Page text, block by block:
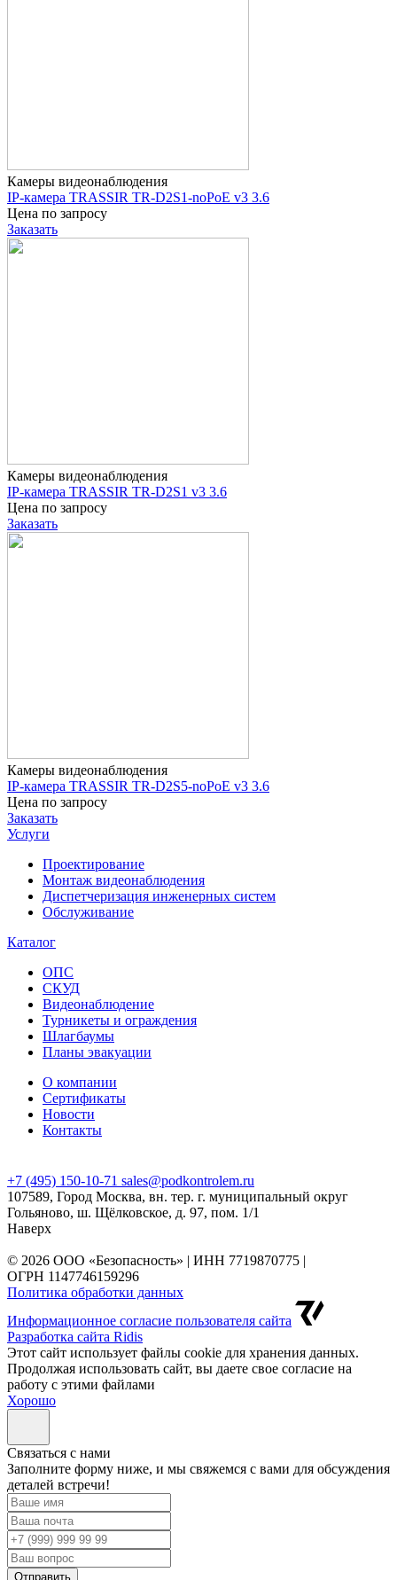
Камеры видеонаблюдения
IP-камера TRASSIR TR-D2S1-noPoE v3 3.6
Цена по запросу
Заказать
Камеры видеонаблюдения
IP-камера TRASSIR TR-D2S1 v3 3.6
Цена по запросу
Заказать
Камеры видеонаблюдения
IP-камера TRASSIR TR-D2S5-noPoE v3 3.6
Цена по запросу
Заказать
Услуги
Проектирование
Монтаж видеонаблюдения
Диспетчеризация инженерных систем
Обслуживание
Каталог
ОПС
СКУД
Видеонаблюдение
Турникеты и ограждения
Шлагбаумы
Планы эвакуации
О компании
Сертификаты
Новости
Контакты
+7 (495) 150-10-71 sales@podkontrolem.ru
107589, Город Москва, вн. тер. г. муниципальный округ
Гольяново, ш. Щёлковское, д. 97, пом. 1/1
Наверх
© 2026 ООО «Безопасность» | ИНН 7719870775 |
ОГРН 1147746159296
Политика обработки данных
Информационное согласие пользователя сайта
Разработка сайта Ridis
Этот сайт использует файлы cookie для хранения данных.
Продолжая использовать сайт, вы даете свое согласие на
работу с этими файлами
Хорошо
Cвязаться с нами
Заполните форму ниже, и мы свяжемся с вами для обсуждения
деталей встречи!
Отправить